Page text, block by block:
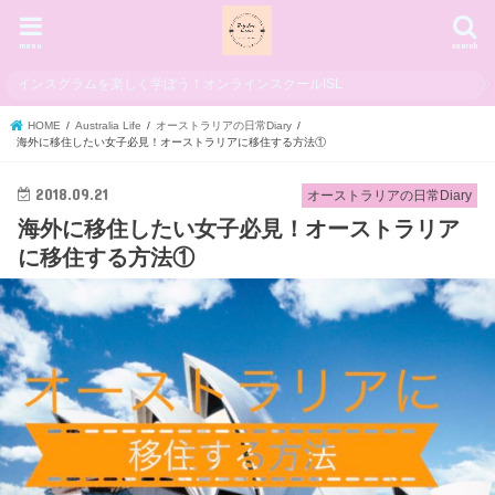
search
menu
インスグラムを楽しく学ぼう！オンラインスクールISL
HOME Australia Life
オーストラリアの日常Diary
海外に移住したい女子必見！オーストラリアに移住する方法①
オーストラリアの日常Diary
2018.09.21
海外に移住したい女子必見！オーストラリア
に移住する方法①